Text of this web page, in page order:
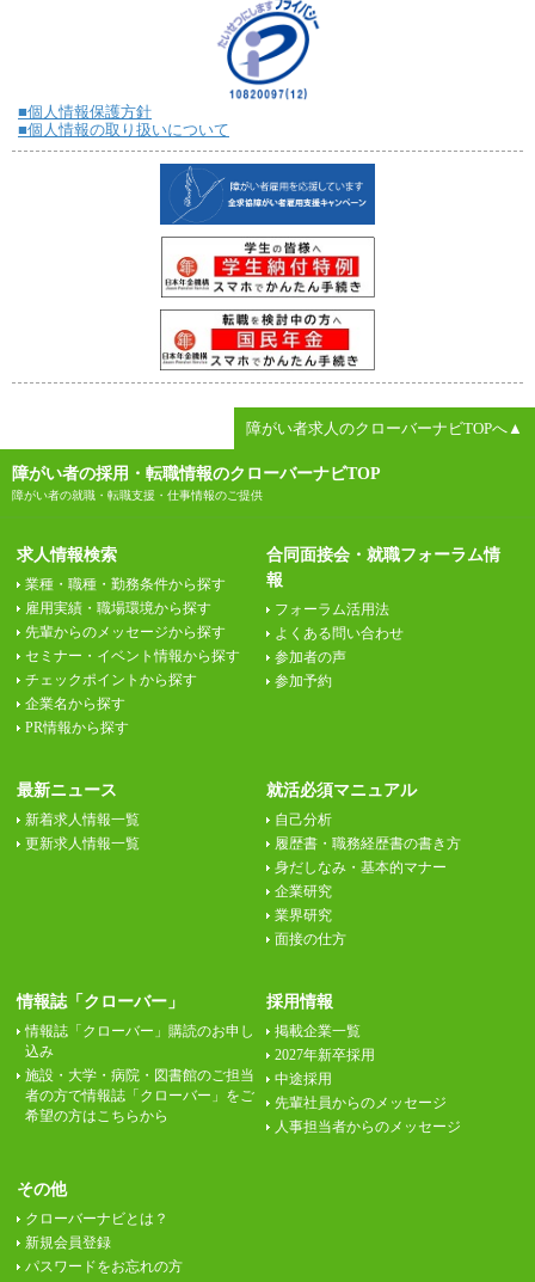
■個人情報保護方針
■個人情報の取り扱いについて
障がい者求人のクローバーナビTOPへ▲
障がい者の採用・転職情報のクローバーナビTOP
障がい者の就職・転職支援・仕事情報のご提供
求人情報検索
業種・職種・勤務条件から探す
雇用実績・職場環境から探す
先輩からのメッセージから探す
セミナー・イベント情報から探す
チェックポイントから探す
企業名から探す
PR情報から探す
合同面接会・就職フォーラム情
報
フォーラム活用法
よくある問い合わせ
参加者の声
参加予約
最新ニュース
新着求人情報一覧
更新求人情報一覧
就活必須マニュアル
自己分析
履歴書・職務経歴書の書き方
身だしなみ・基本的マナー
企業研究
業界研究
面接の仕方
情報誌「クローバー」
情報誌「クローバー」購読のお申し
込み
施設・大学・病院・図書館のご担当
者の方で情報誌「クローバー」をご
希望の方はこちらから
採用情報
掲載企業一覧
2027年新卒採用
中途採用
先輩社員からのメッセージ
人事担当者からのメッセージ
その他
クローバーナビとは？
新規会員登録
パスワードをお忘れの方